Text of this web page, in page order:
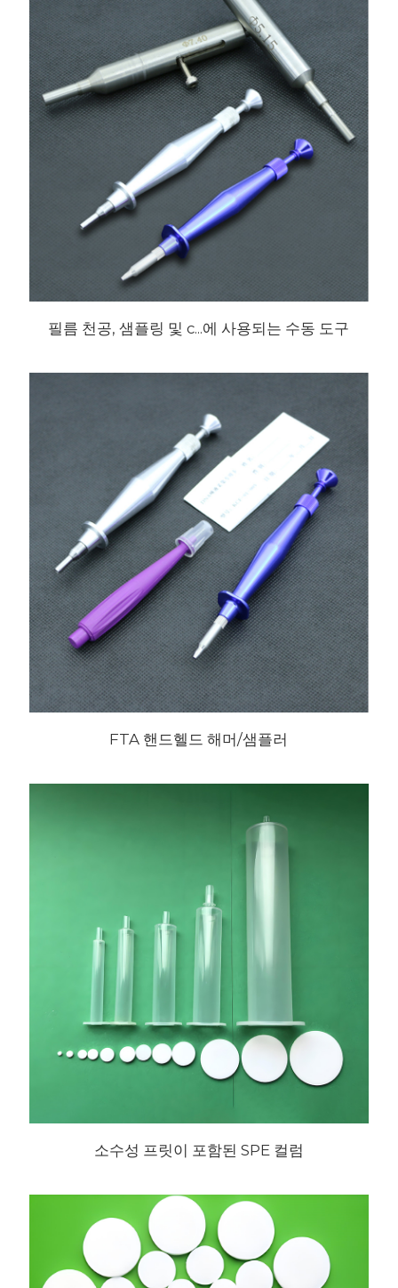
필름 천공, 샘플링 및 c...에 사용되는 수동 도구
FTA 핸드헬드 해머/샘플러
소수성 프릿이 포함된 SPE 컬럼